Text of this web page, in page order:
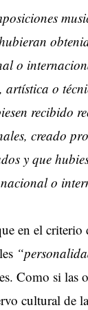
o
o
recibido
creado
y que
o
en el
Como si las
cultural de